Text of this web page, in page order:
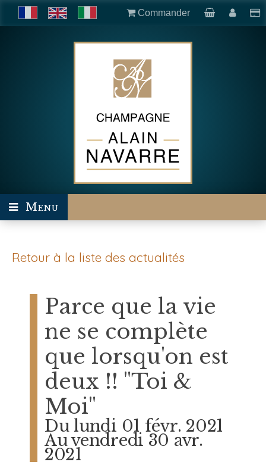
Menu
Retour à la liste des actualités
Parce que la vie
ne se complète
que lorsqu'on est
deux !! "Toi &
Moi"
Du lundi 01 févr. 2021
Au vendredi 30 avr.
2021
Commander